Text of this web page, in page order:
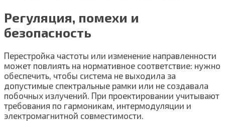
Регуляция, помехи и
безопасность
Перестройка частоты или изменение направленности
может повлиять на нормативное соответствие: нужно
обеспечить, чтобы система не выходила за
допустимые спектральные рамки или не создавала
побочных излучений. При проектировании учитывают
требования по гармоникам, интермодуляции и
электромагнитной совместимости.